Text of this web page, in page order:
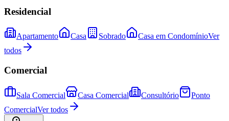
Residencial
Apartamento Casa Sobrado Casa em CondomínioVer
todos
Comercial
Sala Comercial Casa Comercial Consultório
Ponto
ComercialVer todos